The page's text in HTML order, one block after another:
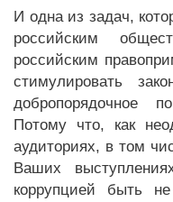
И одна из задач,
российским
российским
стимулировать
добропорядочное
Потому что, как
аудиториях, в том
Ваших
коррупцией быть